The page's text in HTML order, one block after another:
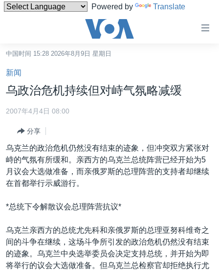
Powered by Translate
碍
链
接
跳
转
跳
航
到
中国
港澳
国际
最新国际新闻
印太
中东
非洲
美洲
分类新闻
经济·金融·贸易
人权·法律·宗教
军事
劳工
美中关系
热点专题
国会报道
美中关系
VOA今日焦点
中文广播
中国时间 15:28 2026年8月9日 星期日
新闻
乌政治危机持续但对峙气氛略减缓
2007年4月4日 08:00
分享
乌克兰的政治危机仍然没有结束的迹象，但冲突双方紧张对
峙的气氛有所缓和。亲西方的乌克兰总统阵营已经开始为5
月议会大选做准备，而亲俄罗斯的总理阵营的支持者却继续
在首都举行示威游行。
*总统下令解散议会总理阵营抗议*
乌克兰亲西方的总统尤先科和亲俄罗斯的总理亚努科维奇之
间的斗争在继续，这场斗争所引发的政治危机仍然没有结束
的迹象。乌克兰中央选举委员会决定支持总统，并开始为即
将举行的议会大选做准备。但乌克兰总检察官却拒绝执行尤